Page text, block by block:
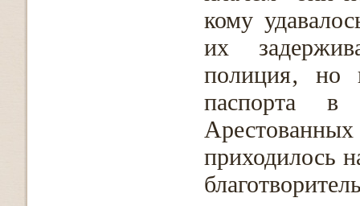
кому
их
полиция‚ но
паспорта
приходилось